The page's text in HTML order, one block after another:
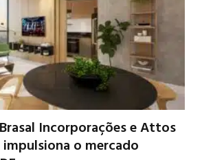
Incorporações e Attos
o mercado